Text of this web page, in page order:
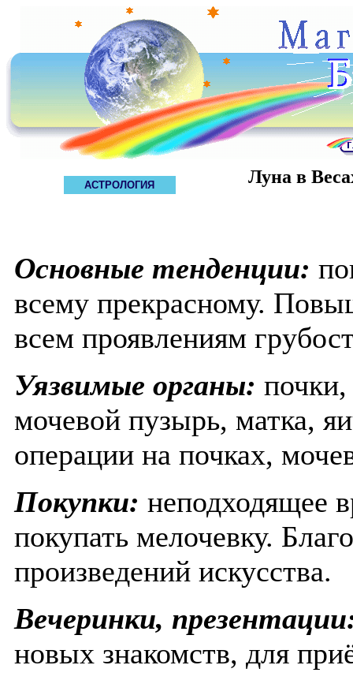
АСТРОЛОГИЯ Луна в
Основные тенденции:
всему прекрасному.
всем проявлениям
Уязвимые органы: почки,
мочевой пузырь, матка,
операции на почках,
Покупки: неподходящее
покупать мелочевку.
произведений искусства.
Вечеринки,
новых знакомств, для